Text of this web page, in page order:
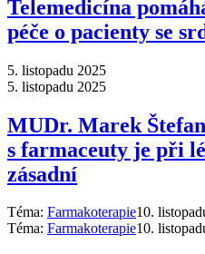
Telemedicína
péče o pacienty se
5. listopadu 2025
5. listopadu 2025
MUDr. Marek
s farmaceuty je při
zásadní
Téma: Farmakoterapie10.
Téma: Farmakoterapie10.